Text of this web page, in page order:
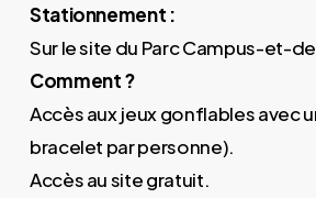
Stationnement :
Sur le site du Parc Campus-et-
Comment ?
Accès aux jeux gonflables avec
bracelet par personne).
Accès au site gratuit.